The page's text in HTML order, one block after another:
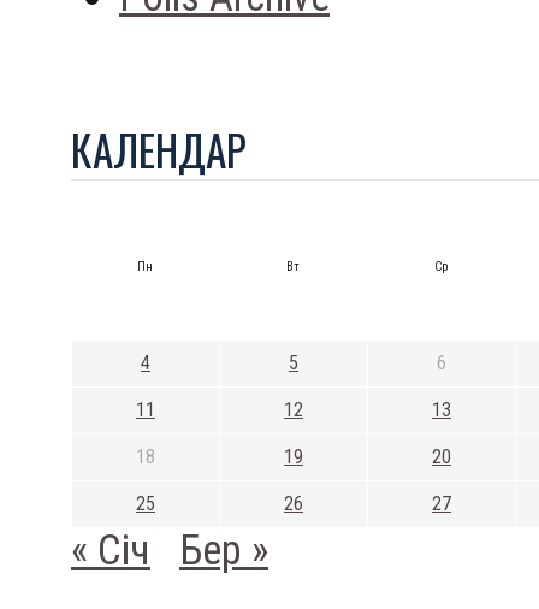
КАЛЕНДАР
Пн Вт Ср
4 5 6
11 12 13
18 19 20
25 26 27
« Січ Бер »